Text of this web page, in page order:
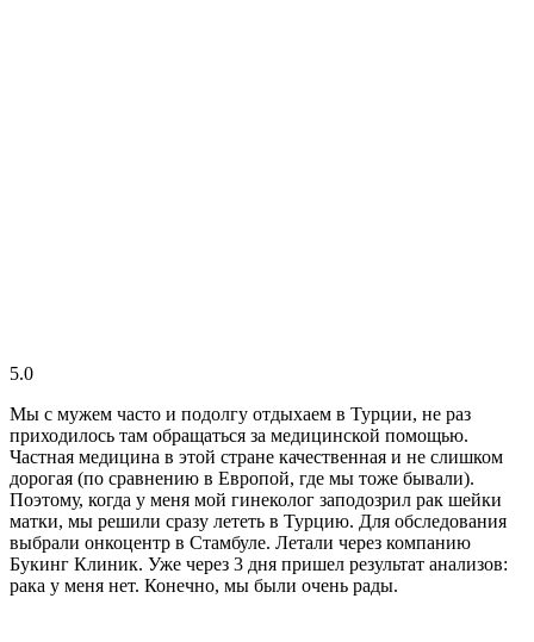
5.0
Мы с мужем часто и подолгу отдыхаем в Турции, не раз
приходилось там обращаться за медицинской помощью.
Частная медицина в этой стране качественная и не слишком
дорогая (по сравнению в Европой, где мы тоже бывали).
Поэтому, когда у меня мой гинеколог заподозрил рак шейки
матки, мы решили сразу лететь в Турцию. Для обследования
выбрали онкоцентр в Стамбуле. Летали через компанию
Букинг Клиник. Уже через 3 дня пришел результат анализов:
рака у меня нет. Конечно, мы были очень рады.